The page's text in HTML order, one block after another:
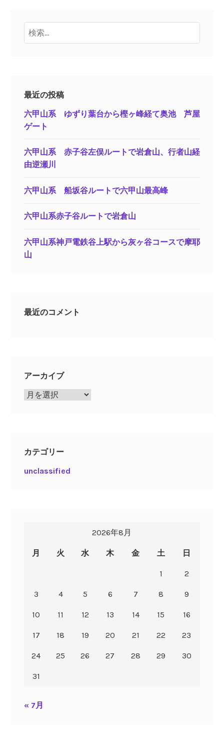
検
索:
最近の投稿
六甲山系 ゆずり葉台から樫ヶ峰経て奥池 芦屋
ゲート
六甲山系 赤子谷左俣ルートで岩倉山、行者山経
由逆瀬川
六甲山系 船坂谷ルートで六甲山最高峰
六甲山系赤子谷ルートで岩倉山
六甲山系神戸電鉄谷上駅から灰ヶ谷コースで摩耶
山
最近のコメント
アーカイブ
ア
カテゴリー
unclassified
2026年8月
月 火 水 木 金 土 日
1 2
3 4 5 6 7 8 9
10 11 12 13 14 15 16
17 18 19 20 21 22 23
24 25 26 27 28 29 30
31
« 7月